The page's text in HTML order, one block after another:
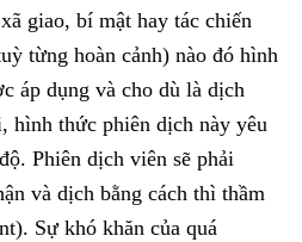
giao, bí mật hay tác chiến
từng hoàn cảnh) nào đó hình
áp dụng và cho dù là dịch
hình thức phiên dịch này yêu
Phiên dịch viên sẽ phải
và dịch bằng cách thì thầm
Sự khó khăn của quá